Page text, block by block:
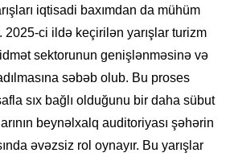
iqtisadi baxımdan da mühüm
2025-ci ildə keçirilən yarışlar turizm
sektorunun genişlənməsinə və
səbəb olub. Bu proses
sıx bağlı olduğunu bir daha sübut
beynəlxalq auditoriyası şəhərin
əvəzsiz rol oynayır. Bu yarışlar